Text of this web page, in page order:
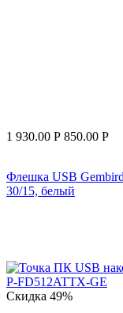
1 930.00 Р 850.00 Р
Флешка USB
30/15, белый
Скидка 49%